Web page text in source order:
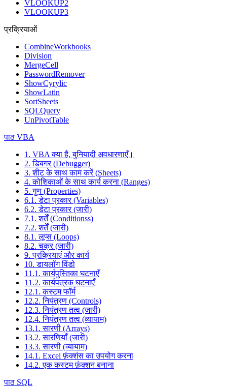
VLOOKUP2
VLOOKUP3
प्रक्रियाओं
CombineWorkbooks
Division
MergeCell
PasswordRemover
ShowCyrylic
ShowLatin
SortSheets
SQLQuery
UnPivotTable
पाठ VBA
1. VBA क्या है, बुनियादी अवधारणाएँ।
2. डिबगर (Debugger)
3. शीट के साथ काम करें (Sheets)
4. कोशिकाओं के साथ कार्य करना (Ranges)
5. गुण (Properties)
6.1. डेटा प्रकार (Variables)
6.2. डेटा प्रकार (जारी)
7.1. शर्तें (Conditionss)
7.2. शर्तें (जारी)
8.1. लूप्स (Loops)
8.2. चक्र (जारी)
9. प्रक्रियाएं और कार्य
10. डायलॉग विंडो
11.1. कार्यपुस्तिका घटनाएँ
11.2. कार्यपत्रक घटनाएँ
12.1. कस्टम फॉर्म
12.2. नियंत्रण (Controls)
12.3. नियंत्रण तत्व (जारी)
12.4. नियंत्रण तत्व (व्यायाम)
13.1. सारणी (Arrays)
13.2. सारणियाँ (जारी)
13.3. सारणी (व्यायाम)
14.1. Excel फ़ंक्शंस का उपयोग करना
14.2. एक कस्टम फ़ंक्शन बनाना
पाठ SQL